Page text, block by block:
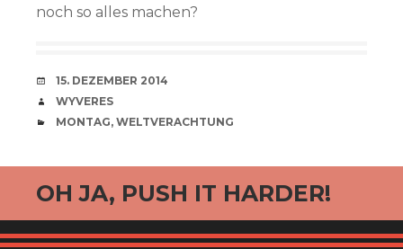
noch so alles machen?
VERABREDUNG
15. DEZEMBER 2014
VERFASSER
WYVERES
CATEGORIES
MONTAG, WELTVERACHTUNG
OH JA, PUSH IT HARDER!